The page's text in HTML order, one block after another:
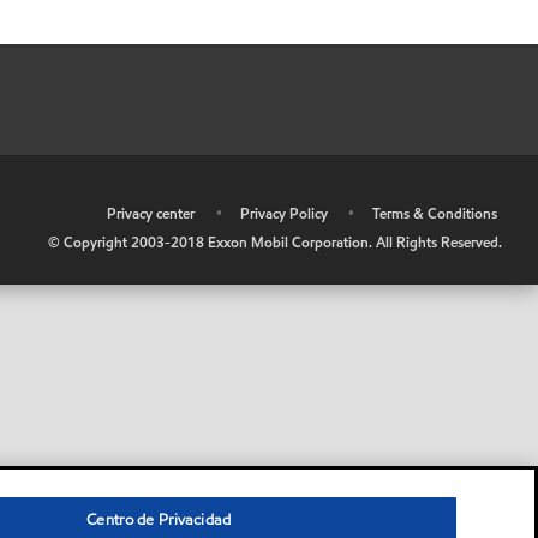
Privacy center • Privacy Policy •
Terms & Conditions
© Copyright 2003-2018 Exxon Mobil Corporation. All Rights Reserved.
Centro de Privacidad